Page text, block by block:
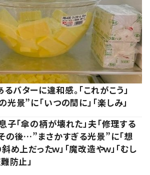
バターに違和感。「これがこう」
”に「いつの間に」「楽しみ」
子「傘の柄が壊れた」夫「修理する
の後…”まさかすぎる光景”に「想
め上だったｗ」「魔改造やｗ」「むし
防止」